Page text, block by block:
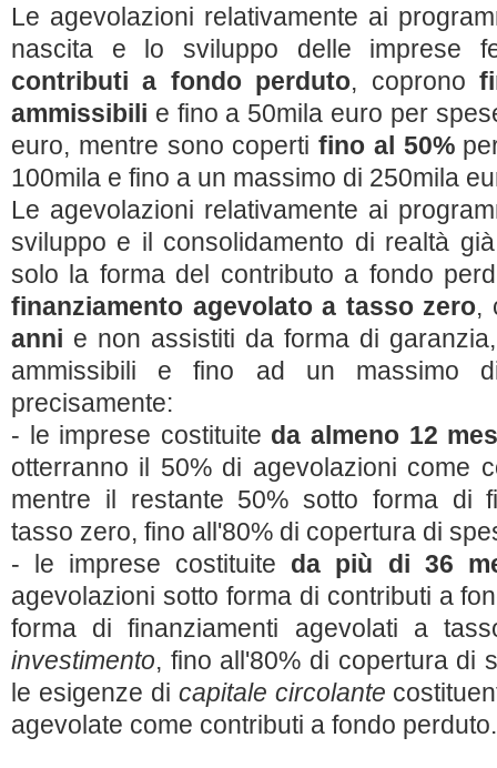
Le agevolazioni relativamente ai
nascita e lo sviluppo delle imprese
contributi a fondo perduto, coprono
ammissibili e fino a 50mila euro per
euro, mentre sono coperti fino al 50%
100mila e fino a un massimo di 250mila
Le agevolazioni relativamente ai
sviluppo e il consolidamento di realtà
solo la forma del contributo a fondo
finanziamento agevolato a tasso zero,
anni e non assistiti da forma di
ammissibili e fino ad un massimo
precisamente:
- le imprese costituite da almeno 12
otterranno il 50% di agevolazioni come
mentre il restante 50% sotto forma di
tasso zero, fino all'80% di copertura di
- le imprese costituite da più di 36
agevolazioni sotto forma di contributi a
forma di finanziamenti agevolati a
investimento, fino all'80% di copertura di
le esigenze di capitale circolante
agevolate come contributi a fondo